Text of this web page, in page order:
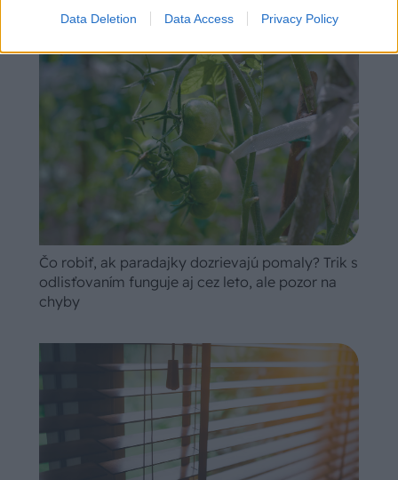
Data Deletion Data Access Privacy Policy
Čo robiť, ak paradajky dozrievajú pomaly? Trik s
odlisťovaním funguje aj cez leto, ale pozor na
chyby